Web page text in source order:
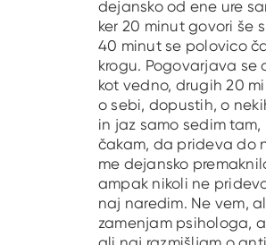
dejansko od ene ure
ker 20 minut govori še
40 minut se polovico
krogu. Pogovarjava se
kot vedno, drugih 20
o sebi, dopustih, o
in jaz samo sedim tam,
čakam, da prideva do
me dejansko
ampak nikoli ne
naj naredim. Ne vem,
zamenjam psihologa,